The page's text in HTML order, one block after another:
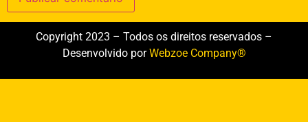
Copyright 2023 – Todos os direitos reservados –
Desenvolvido porWebzoe Company®